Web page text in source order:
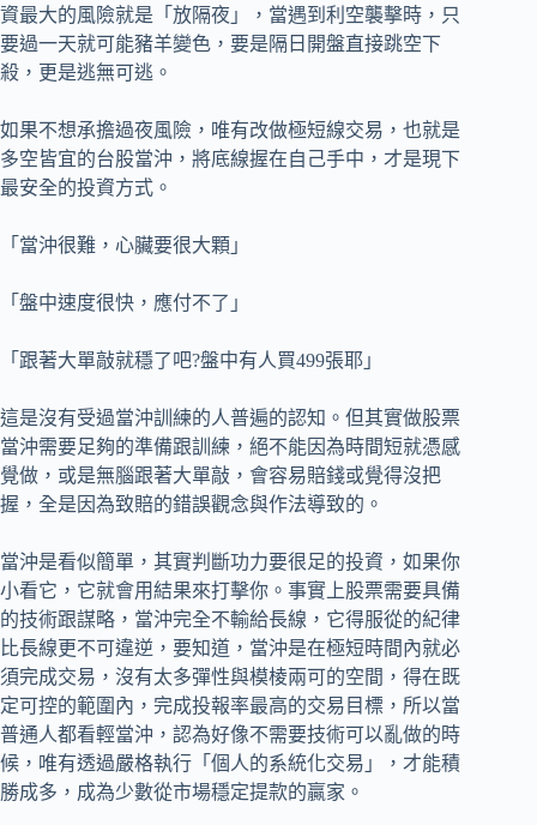
資最大的風險就是「放隔夜」，當遇到利空襲擊時，只
要過一天就可能豬羊變色，要是隔日開盤直接跳空下
殺，更是逃無可逃。
如果不想承擔過夜風險，唯有改做極短線交易，也就是
多空皆宜的台股當沖，將底線握在自己手中，才是現下
最安全的投資方式。
「當沖很難，心臟要很大顆」
「盤中速度很快，應付不了」
「跟著大單敲就穩了吧?盤中有人買499張耶」
這是沒有受過當沖訓練的人普遍的認知。但其實做股票
當沖需要足夠的準備跟訓練，絕不能因為時間短就憑感
覺做，或是無腦跟著大單敲，會容易賠錢或覺得沒把
握，全是因為致賠的錯誤觀念與作法導致的。
當沖是看似簡單，其實判斷功力要很足的投資，如果你
小看它，它就會用結果來打擊你。事實上股票需要具備
的技術跟謀略，當沖完全不輸給長線，它得服從的紀律
比長線更不可違逆，要知道，當沖是在極短時間內就必
須完成交易，沒有太多彈性與模棱兩可的空間，得在既
定可控的範圍內，完成投報率最高的交易目標，所以當
普通人都看輕當沖，認為好像不需要技術可以亂做的時
候，唯有透過嚴格執行「個人的系統化交易」，才能積
勝成多，成為少數從市場穩定提款的贏家。